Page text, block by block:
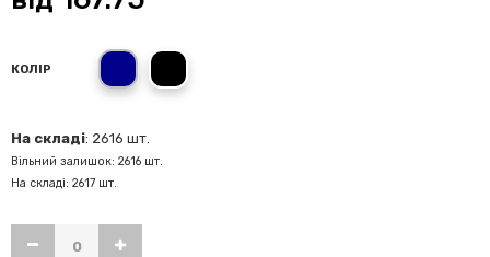
КОЛІР
темно-синій
чорний
На складі: 2616 шт.
Вільний залишок: 2616 шт.
На складі: 2617 шт.